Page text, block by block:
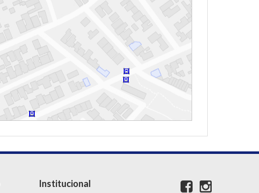
Institucional